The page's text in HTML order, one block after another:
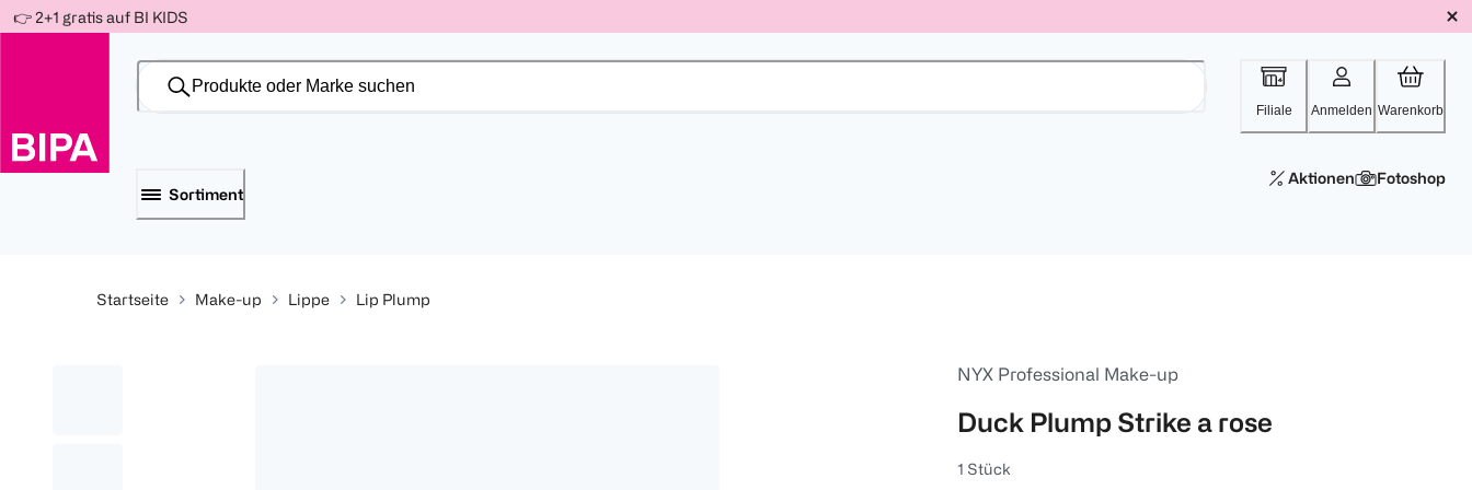
-10%
Für
150 Ös
-15%
Für
300 Ös
-20%
Für
500 Ös
Weiter
zum
👉 2+1 gratis auf BI KIDS
Filiale Anmelden Warenkorb
Sortiment
Aktionen Fotoshop
Startseite Make-up Lippe Lip Plump
NYX Professional Make-up
Duck Plump Strike a rose
1 Stück